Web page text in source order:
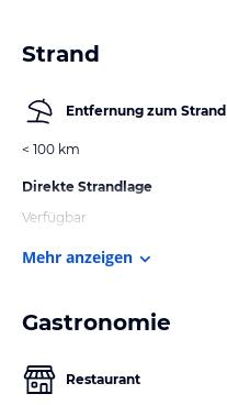
Strand
Entfernung zum Strand
< 100 km
Direkte Strandlage
Verfügbar
Mehr anzeigen
Gastronomie
Restaurant